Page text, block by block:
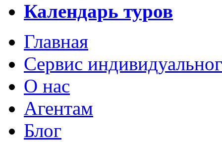
Календарь туров
Главная
Сервис
О нас
Агентам
Блог